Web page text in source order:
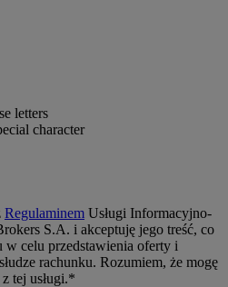
letters
character
Regulaminem Usługi Informacyjno-
S.A. i akceptuję jego treść, co
w celu przedstawienia oferty i
rachunku. Rozumiem, że mogę
tej usługi.*